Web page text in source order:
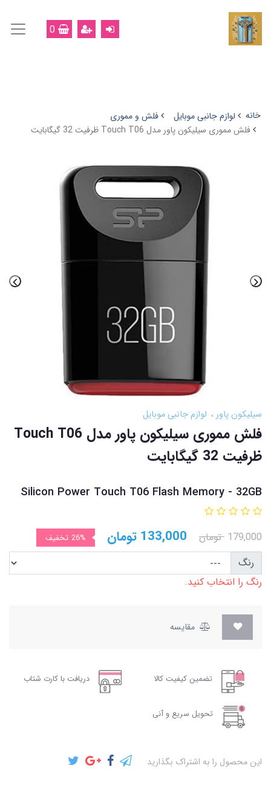
0
خانه لوازم جانبی موبایل
فلش و مموری
فلش مموری سیلیکون پاور مدل Touch T06 ظرفیت 32 گیگابایت
سیلیکون پاور لوازم جانبی موبایل
فلش مموری سیلیکون پاور مدل Touch T06
ظرفیت 32 گیگابایت
Silicon Power Touch T06 Flash Memory - 32GB
179,000 تومان 133,000 تومان 26% تخفیف
رنگ
رنگ را انتخاب کنید.
مقایسه
تضمین کیفیت کالا دریافت با کارت شتاب
تحویل سریع و آنی
این محصول را به اشتراک بگذارید